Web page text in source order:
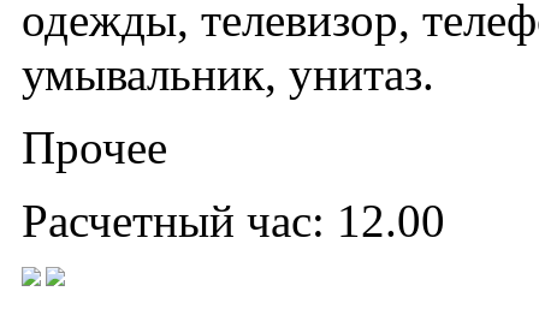
одежды, телевизор,
умывальник, унитаз.
Прочее
Расчетный час: 12.00